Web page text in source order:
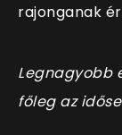
rajonganak
Legnagyobb
főleg az